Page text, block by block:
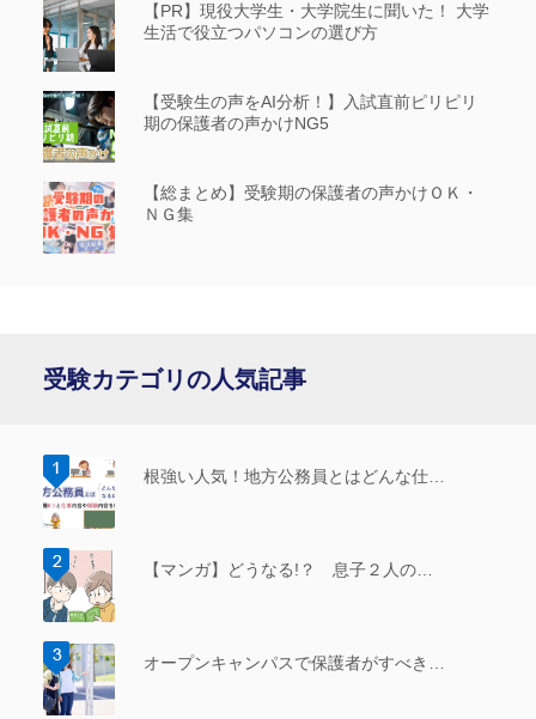
【PR】現役大学生・大学院生に聞いた！ 大学
生活で役立つパソコンの選び方
【受験生の声をAI分析！】入試直前ピリピリ
期の保護者の声かけNG5
【総まとめ】受験期の保護者の声かけＯＫ・
ＮＧ集
受験カテゴリの人気記事
根強い人気！地方公務員とはどんな仕…
【マンガ】どうなる!？ 息子２人の…
オープンキャンパスで保護者がすべき…